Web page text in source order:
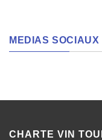
MEDIAS SOCIAUX
CHARTE VIN